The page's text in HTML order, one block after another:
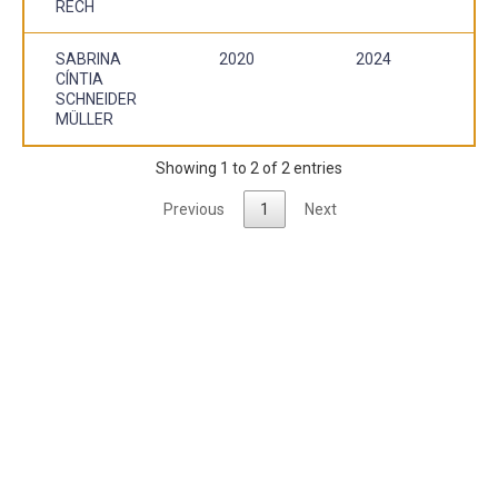
RECH
SABRINA
CÍNTIA
SCHNEIDER
MÜLLER
2020 2024
Showing 1 to 2 of 2 entries
Previous 1 Next